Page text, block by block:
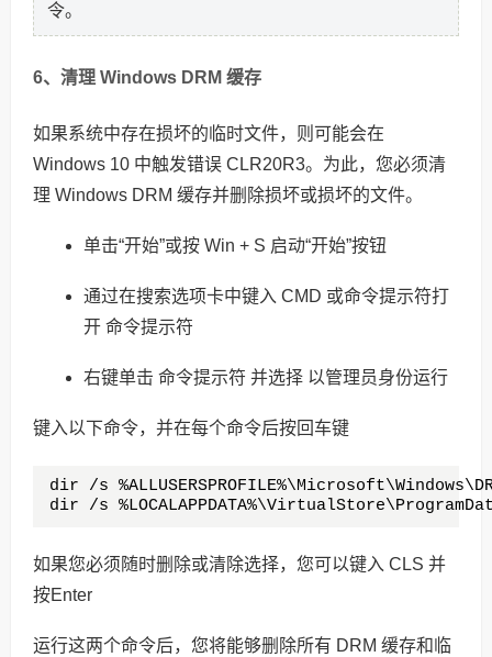
令。
6、清理 Windows DRM 缓存
如果系统中存在损坏的临时文件，则可能会在
Windows 10 中触发错误 CLR20R3。为此，您必须清
理 Windows DRM 缓存并删除损坏或损坏的文件。
单击“开始”或按 Win + S 启动“开始”按钮
通过在搜索选项卡中键入 CMD 或命令提示符打
开 命令提示符
右键单击 命令提示符 并选择 以管理员身份运行
键入以下命令，并在每个命令后按回车键
dir /s
dir /s
如果您必须随时删除或清除选择，您可以键入 CLS 并
按Enter
运行这两个命令后，您将能够删除所有 DRM 缓存和临